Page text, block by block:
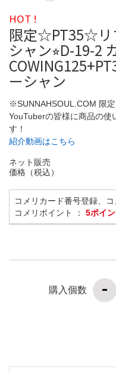
HOT !
限定☆PT35☆リ
シャン⭐︎D-19-2
ーシャン
※SUNNAHSOUL.COM 限
YouTuberの皆様に商品の使
す！
紹介動画はこちら
ネット販売
価格（税込）
コメリカード番号登録、
コメリポイント ： 5ポイ
購入個数